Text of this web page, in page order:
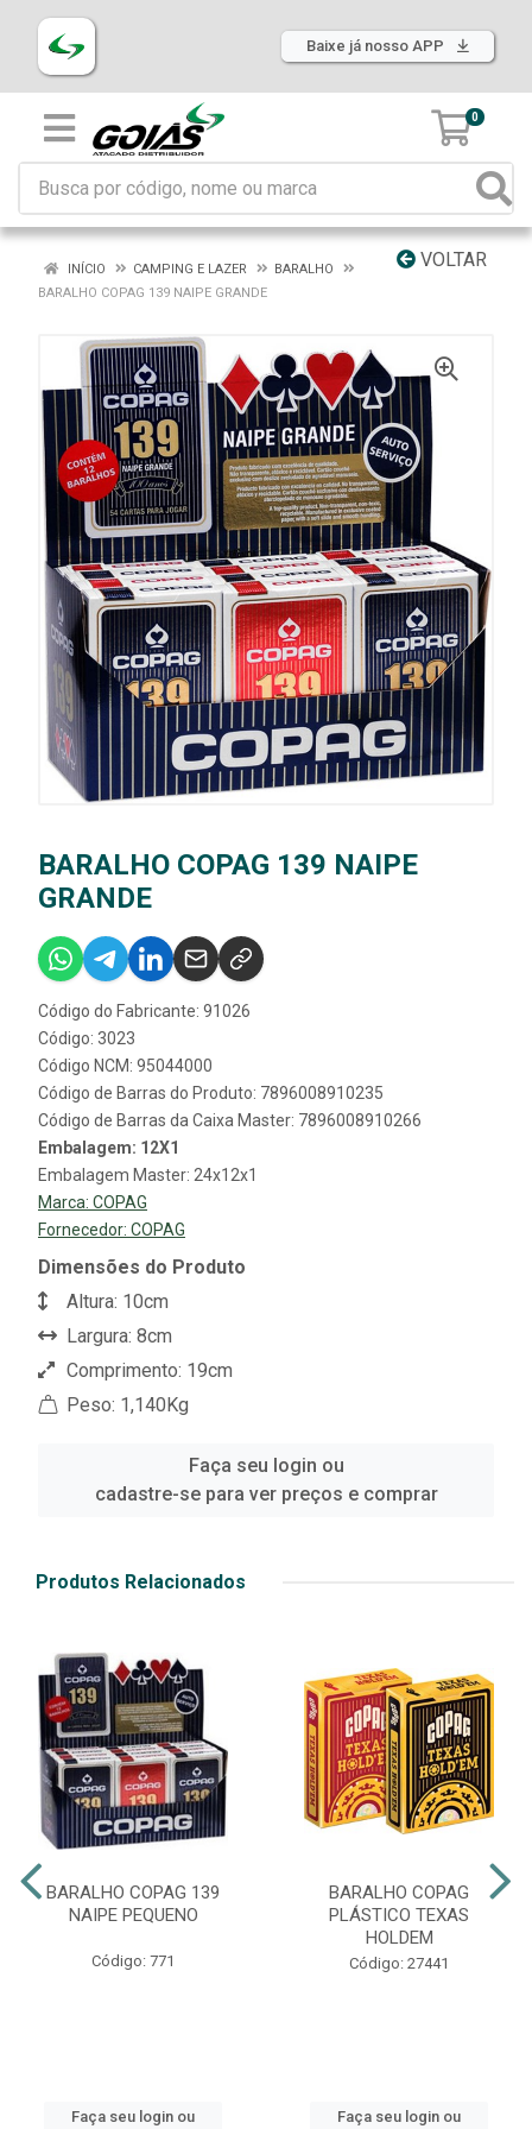
Baixe já nosso APP
0
VOLTAR
INÍCIO CAMPING E LAZER
BARALHO
BARALHO COPAG 139 NAIPE GRANDE
BARALHO COPAG 139 NAIPE
GRANDE
Código do Fabricante: 91026
Código: 3023
Código NCM: 95044000
Código de Barras do Produto: 7896008910235
Código de Barras da Caixa Master: 7896008910266
Embalagem: 12X1
Embalagem Master: 24x12x1
Marca: COPAG
Fornecedor: COPAG
Dimensões do Produto
Altura: 10cm
Largura: 8cm
Comprimento: 19cm
Peso: 1,140Kg
Faça seu login ou
cadastre-se para ver preços e comprar
Produtos Relacionados
BARALHO COPAG 139
NAIPE PEQUENO
Código: 771
Faça seu login ou
BARALHO COPAG
PLÁSTICO TEXAS
HOLDEM
Código: 27441
Faça seu login ou